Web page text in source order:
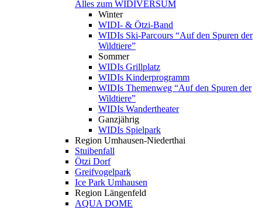
Alles zum WIDIVERSUM
Winter
WIDI- & Ötzi-Band
WIDIs Ski-Parcours “Auf den Spuren der
Wildtiere”
Sommer
WIDIs Grillplatz
WIDIs Kinderprogramm
WIDIs Themenweg “Auf den Spuren der
Wildtiere”
WIDIs Wandertheater
Ganzjährig
WIDIs Spielpark
Region Umhausen-Niederthai
Stuibenfall
Ötzi Dorf
Greifvogelpark
Ice Park Umhausen
Region Längenfeld
AQUA DOME